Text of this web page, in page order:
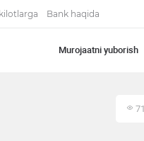
Bank haqida
Murojaatni yuborish